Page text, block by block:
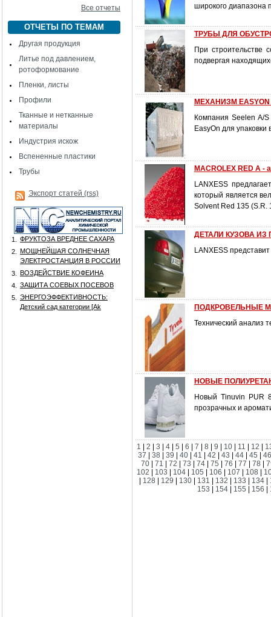
Все отчеты
ОТЧЕТЫ ПО ТЕМАМ
Другая продукция
Литье под давлением,
ротоформование
Пленки, листы
Профили
Тканные и нетканные
материалы
Индустрия искож
Вспененные пластики
Трубы
Экспорт статей (rss)
1.
ФРУКТОЗА ВРЕДНЕЕ САХАРА
2.
МОЩНЕЙШАЯ СОЛНЕЧНАЯ
ЭЛЕКТРОСТАНЦИЯ В РОССИИ
3.
ВОЗДЕЙСТВИЕ КОФЕИНА
4.
ЗАЩИТА СОЕВЫХ ПОСЕВОВ
5.
ЭНЕРГОЭФФЕКТИВНОСТЬ:
Детский сад категории [Аk
широкого диапазона
ТРУБЫ ДЛЯ
При строительстве
подвергая
МЕХАНИЗМ
Компания Seelen A/
EasyOn для упаковки
MACROLEX RED A
LANXESS
который является
Solvent Red 135 (S.R.
ДЕТАЛИ КУЗОВА
LANXESS
ПОДКРОВЕЛЬНЫЕ
Технический анализ
НОВЫЕ
Новый Tinuvin PUR
прозрачных и
1 2 3 4 5 6 7 8 9 10 11 12
37
|38 |39 |40 |41 |42 |43 |44 |45 |
70
71 72 73 74 75 76 77 78
102
103 104 105 106 107 108
128 129 130 131 132 133 134
153
154 155 156